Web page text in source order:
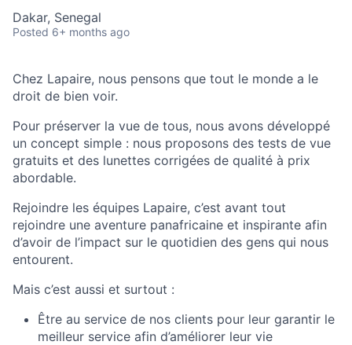
Dakar, Senegal
Posted 6+ months ago
Chez Lapaire, nous pensons que tout le monde a le
droit de bien voir.
Pour préserver la vue de tous, nous avons développé
un concept simple : nous proposons des tests de vue
gratuits et des lunettes corrigées de qualité à prix
abordable.
Rejoindre les équipes Lapaire, c’est avant tout
rejoindre une aventure panafricaine et inspirante afin
d’avoir de l’impact sur le quotidien des gens qui nous
entourent.
Mais c’est aussi et surtout :
Être au service de nos clients pour leur garantir le
meilleur service afin d’améliorer leur vie